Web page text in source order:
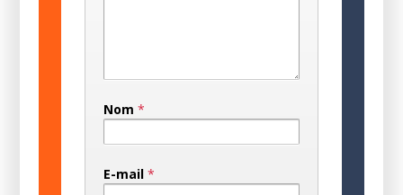
Nom *
E-mail *